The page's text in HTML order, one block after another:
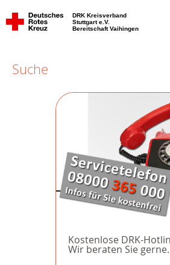
DRK Kreisverband
Stuttgart e.V.
Bereitschaft Vaihingen
Suche
Kostenlose DRK-
Wir beraten Sie gerne.